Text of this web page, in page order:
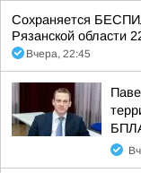
Сохраняется
Рязанской области
Вчера, 22:45